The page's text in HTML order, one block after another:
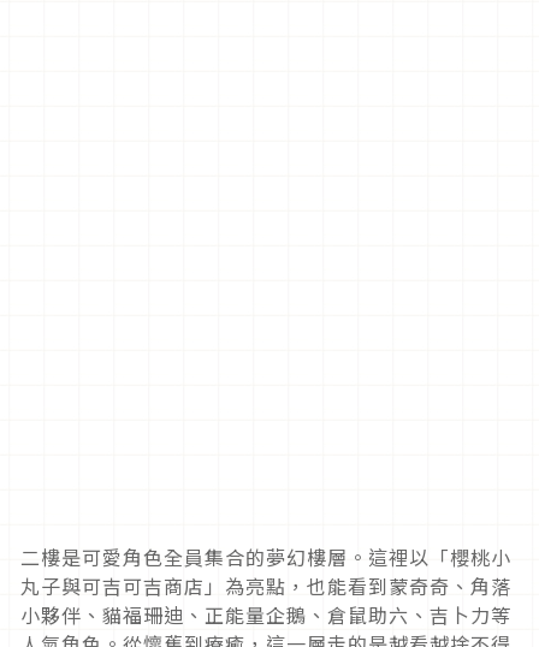
二樓是可愛角色全員集合的夢幻樓層。這裡以「櫻桃小
丸子與可吉可吉商店」為亮點，也能看到蒙奇奇、角落
小夥伴、貓福珊迪、正能量企鵝、倉鼠助六、吉卜力等